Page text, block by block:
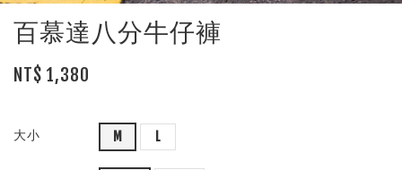
百慕達八分牛仔褲
NT$ 1,380
大小 M L